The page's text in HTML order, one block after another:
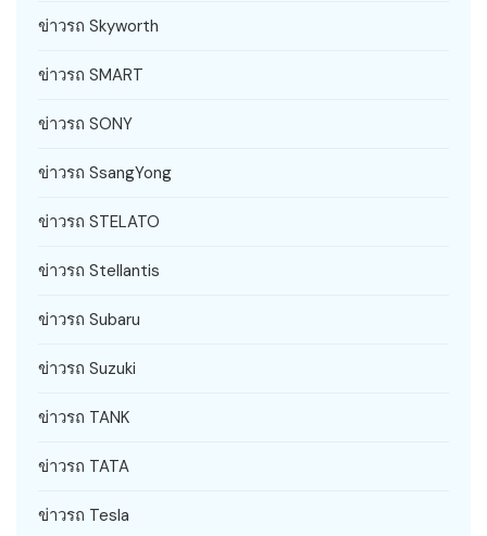
ข่าวรถ Skyworth
ข่าวรถ SMART
ข่าวรถ SONY
ข่าวรถ SsangYong
ข่าวรถ STELATO
ข่าวรถ Stellantis
ข่าวรถ Subaru
ข่าวรถ Suzuki
ข่าวรถ TANK
ข่าวรถ TATA
ข่าวรถ Tesla